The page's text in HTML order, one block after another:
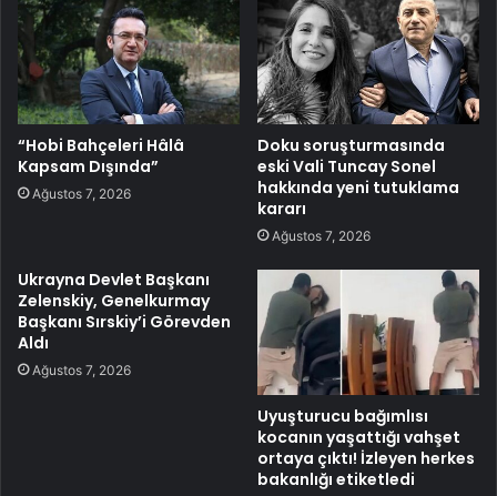
“Hobi Bahçeleri Hâlâ
Kapsam Dışında”
Ağustos 7, 2026
Doku soruşturmasında
eski Vali Tuncay Sonel
hakkında yeni tutuklama
kararı
Ağustos 7, 2026
Ukrayna Devlet Başkanı
Zelenskiy, Genelkurmay
Başkanı Sırskiy’i Görevden
Aldı
Ağustos 7, 2026
Uyuşturucu bağımlısı
kocanın yaşattığı vahşet
ortaya çıktı! İzleyen herkes
bakanlığı etiketledi